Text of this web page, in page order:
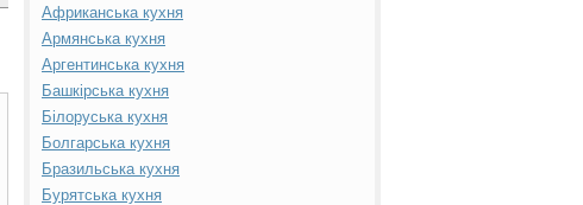
Африканська кухня
Армянська кухня
Аргентинська кухня
Башкірська кухня
Білоруська кухня
Болгарська кухня
Бразильська кухня
Бурятська кухня